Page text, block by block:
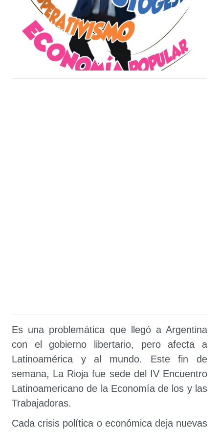
Es una problemática que llegó a Argentina
con el gobierno libertario, pero afecta a
Latinoamérica y al mundo. Este fin de
semana, La Rioja fue sede del IV Encuentro
Latinoamericano de la Economía de los y las
Trabajadoras.
Cada crisis política o económica deja nuevas